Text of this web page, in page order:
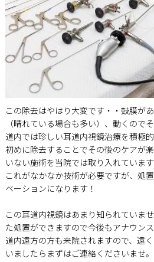
この除去はやはり大変です・・鼓膜が
（晴れている場合も多い）、動くので
道内では珍しい耳道内視鏡治療を積極
初めに除去することでその後のケアが
いない施術を当院では取り入れています
これがなかなか技術が必要ですが、処
ベーションになります！
この耳道内視鏡はあまり知られていま
た処置ができますので今後もアナウン
道内遠方の方も来院されますので、遠
いましたらまずはご連絡くださいませ。